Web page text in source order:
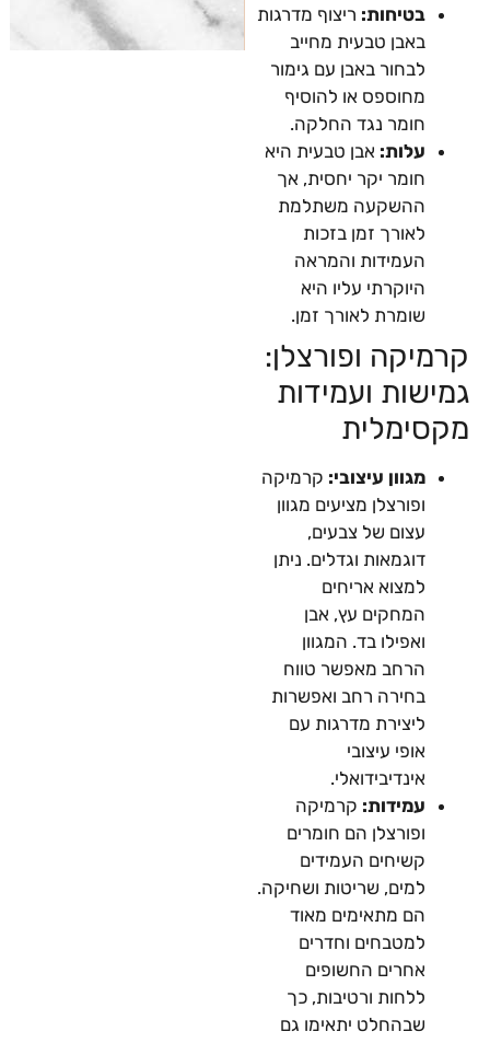
בטיחות: ריצוף מדרגות
באבן טבעית מחייב
לבחור באבן עם גימור
מחוספס או להוסיף
חומר נגד החלקה.
עלות: אבן טבעית היא
חומר יקר יחסית, אך
ההשקעה משתלמת
לאורך זמן בזכות
העמידות והמראה
היוקרתי עליו היא
שומרת לאורך זמן.
קרמיקה ופורצלן:
גמישות ועמידות
מקסימלית
מגוון עיצובי: קרמיקה
ופורצלן מציעים מגוון
עצום של צבעים,
דוגמאות וגדלים. ניתן
למצוא אריחים
המחקים עץ, אבן
ואפילו בד. המגוון
הרחב מאפשר טווח
בחירה רחב ואפשרות
ליצירת מדרגות עם
אופי עיצובי
אינדיבידואלי.
עמידות: קרמיקה
ופורצלן הם חומרים
קשיחים העמידים
למים, שריטות ושחיקה.
הם מתאימים מאוד
למטבחים וחדרים
אחרים החשופים
ללחות ורטיבות, כך
שבהחלט יתאימו גם